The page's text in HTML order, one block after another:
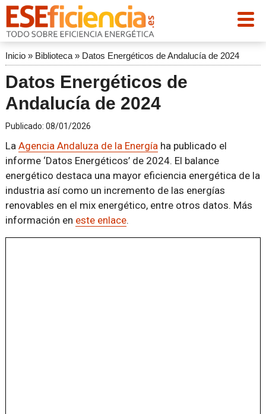
Inicio» Biblioteca» Datos Energéticos de Andalucía de 2024
Datos Energéticos de
Andalucía de 2024
Publicado: 08/01/2026
La Agencia Andaluza de la Energíaha publicado el
informe ‘Datos Energéticos’ de 2024. El balance
energético destaca una mayor eficiencia energética de la
industria así como un incremento de las energías
renovables en el mix energético, entre otros datos. Más
información en este enlace.